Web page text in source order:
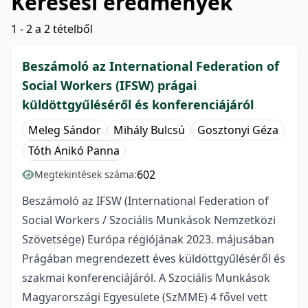
1 - 2 a 2 tételből
Beszámoló az International Federation of
Social Workers (IFSW) prágai
küldöttgyűléséről és konferenciájáról
Meleg Sándor Mihály Bulcsú
Gosztonyi Géza
Tóth Anikó Panna
Megtekintések száma:602
Beszámoló az IFSW (International Federation of
Social Workers / Szociális Munkások Nemzetközi
Szövetsége) Európa régiójának 2023. májusában
Prágában megrendezett éves küldöttgyűléséről és
szakmai konferenciájáról. A Szociális Munkások
Magyarországi Egyesülete (SzMME) 4 fővel vett